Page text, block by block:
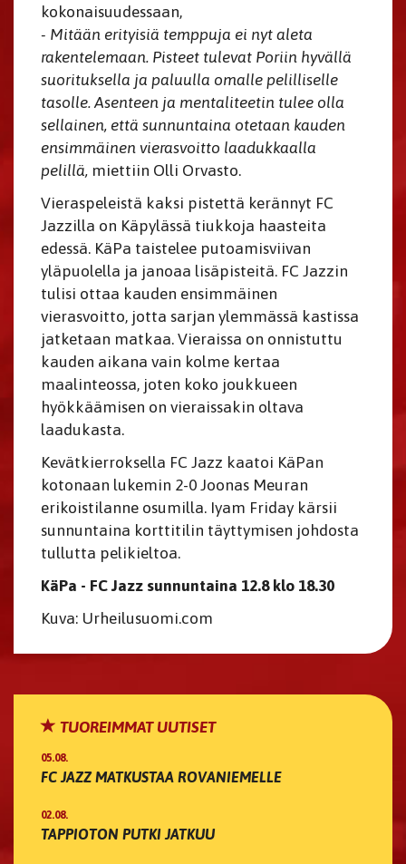
kokonaisuudessaan,
- Mitään erityisiä temppuja ei nyt aleta
rakentelemaan. Pisteet tulevat Poriin hyvällä
suorituksella ja paluulla omalle pelilliselle
tasolle. Asenteen ja mentaliteetin tulee olla
sellainen, että sunnuntaina otetaan kauden
ensimmäinen vierasvoitto laadukkaalla
pelillä, miettiin Olli Orvasto.
Vieraspeleistä kaksi pistettä kerännyt FC
Jazzilla on Käpylässä tiukkoja haasteita
edessä. KäPa taistelee putoamisviivan
yläpuolella ja janoaa lisäpisteitä. FC Jazzin
tulisi ottaa kauden ensimmäinen
vierasvoitto, jotta sarjan ylemmässä kastissa
jatketaan matkaa. Vieraissa on onnistuttu
kauden aikana vain kolme kertaa
maalinteossa, joten koko joukkueen
hyökkäämisen on vieraissakin oltava
laadukasta.
Kevätkierroksella FC Jazz kaatoi KäPan
kotonaan lukemin 2-0 Joonas Meuran
erikoistilanne osumilla. Iyam Friday kärsii
sunnuntaina korttitilin täyttymisen johdosta
tullutta pelikieltoa.
KäPa - FC Jazz sunnuntaina 12.8 klo 18.30
Kuva: Urheilusuomi.com
TUOREIMMAT UUTISET
05.08.
FC JAZZ MATKUSTAA ROVANIEMELLE
02.08.
TAPPIOTON PUTKI JATKUU